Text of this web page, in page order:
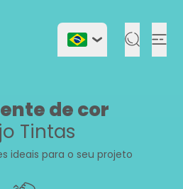
de cor
Tintas
ideais para o seu projeto